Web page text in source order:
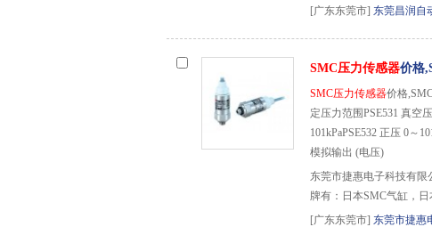
[广东东莞市] 东莞昌润自
SMC压力传感器价格
SMC压力传感器价格
定压力范围PSE531 真空
101kPaPSE532 正压 0～
模拟输出 (电压)
东莞市捷惠电子科技有
牌有：日本SMC气缸，
[广东东莞市] 东莞市捷惠